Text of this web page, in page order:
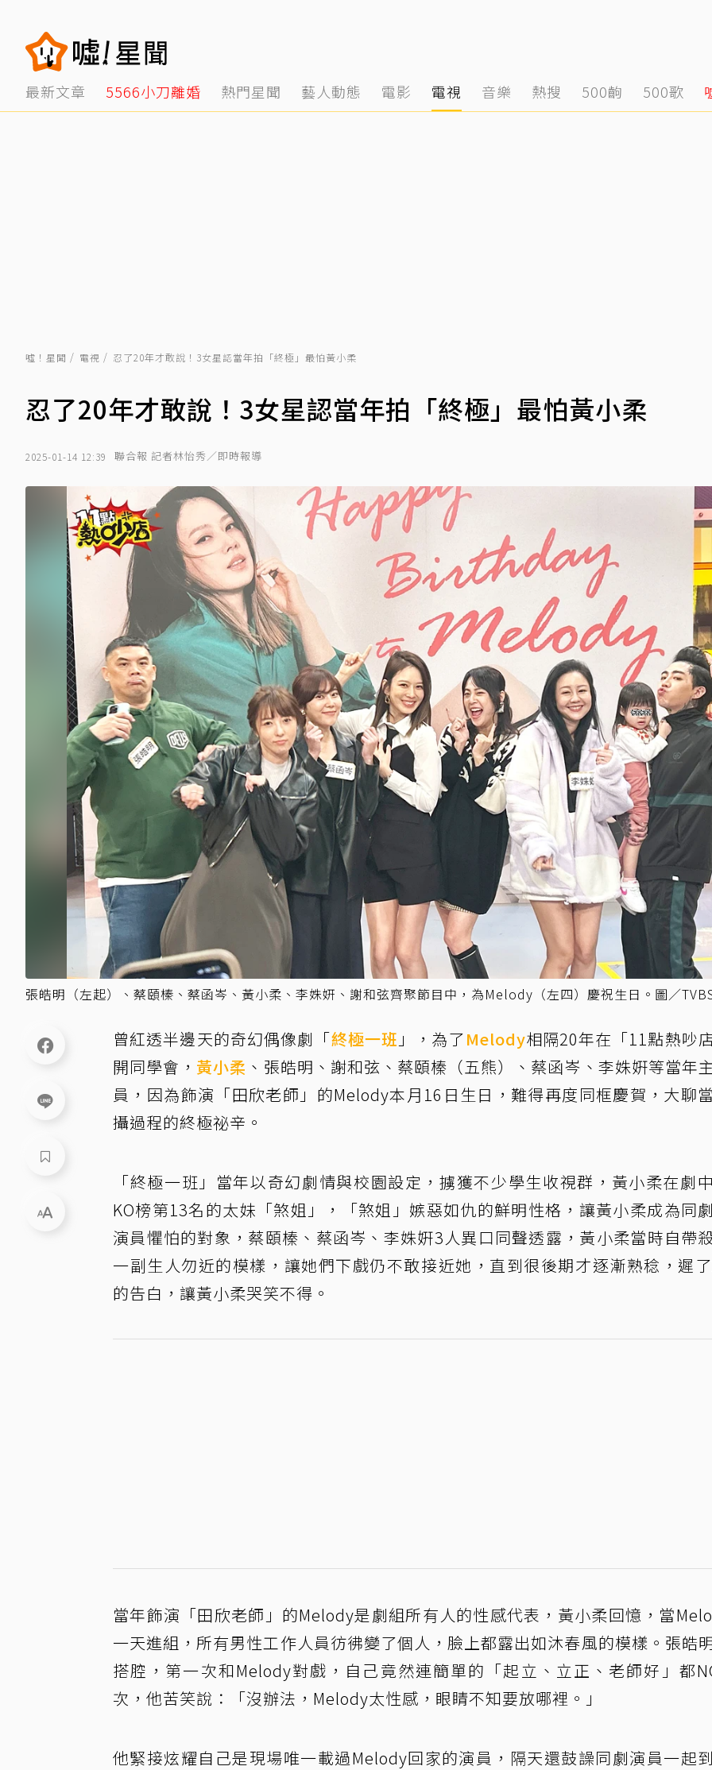
最新文章 5566小刀離婚 熱門星聞 藝人動態 電影 電視 音樂 熱搜 500齣 500歌
噓！星聞 電視 忍了20年才敢說！3女星認當年拍「終極」最怕黃小柔
忍了20年才敢說！3女星認當年拍「終極」最怕黃小柔
2025-01-14 12:39 聯合報 記者林怡秀／即時報導
張皓明（左起）、蔡頤榛、蔡函岑、黃小柔、李姝姸、謝和弦齊聚節目中，為Melody（左四）慶祝生日。圖／
曾紅透半邊天的奇幻偶像劇「終極一班 」，為了Melody相隔20年在「11點熱吵
開同學會， 黃小柔 、張皓明、謝和弦、蔡頤榛（五熊）、蔡函岑、李姝姸等當年
員，因為飾演「田欣老師」的Melody本月16日生日，難得再度同框慶賀，大聊
攝過程的終極祕辛。
「終極一班」當年以奇幻劇情與校園設定，擄獲不少學生收視群，黃小柔在劇
KO榜第13名的太妹「煞姐」，「煞姐」嫉惡如仇的鮮明性格，讓黃小柔成為同
演員懼怕的對象，蔡頤榛、蔡函岑、李姝姸3人異口同聲透露，黃小柔當時自帶
一副生人勿近的模樣，讓她們下戲仍不敢接近她，直到很後期才逐漸熟稔，遲
的告白，讓黃小柔哭笑不得。
當年飾演「田欣老師」的Melody是劇組所有人的性感代表，黃小柔回憶，當
一天進組，所有男性工作人員彷彿變了個人，臉上都露出如沐春風的模樣。張皓
搭腔，第一次和Melody對戲，自己竟然連簡單的「起立、立正、老師好」都
次，他苦笑說：「沒辦法，Melody太性感，眼睛不知要放哪裡。」
他緊接炫耀自己是現場唯一載過Melody回家的演員，隔天還鼓譟同劇演員一起